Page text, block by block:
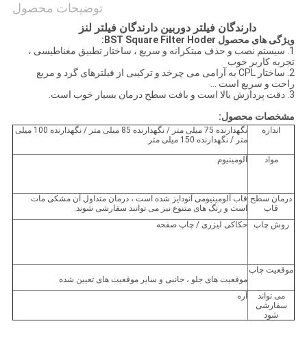
توضیحات محصول
دارندگان فیلتر دوربین دارندگان فیلتر لنز
ویژگی های محصول BST Square Filter Hoder:
1. سیستم نصب و حذف مبتکرانه و سریع ، ساختار تطبیق مغناطیسی ،
تجربه کاربر خوب
2. ساختار CPL به آرامی می چرخد ​​و ترکیبی از فیلترهای گرد و مربع
راحت و سریع است ...
3. دقت پردازش بالا است و بافت سطح درمان بسیار خوب است.
مشخصات محصول:
اندازه
نگهدارنده 75 میلی متر / نگهدارنده 85 میلی متر / نگهدارنده 100 میلی
متر / نگهدارنده 150 میلی متر
مواد آلومینیوم
درمان سطح
قاب
قاب آلومینیومی آنودایز شده است ، درمان متداول آن مشکی مات
است و رنگ های متنوع نیز می توانند سفارشی شوند.
روش چاپ
حکاکی لیزری / چاپ صفحه
موقعیت چاپ
موقعیت های جلو ، جانبی و سایر موقعیت های تعیین شده
می تواند
سفارشی
شود
آره